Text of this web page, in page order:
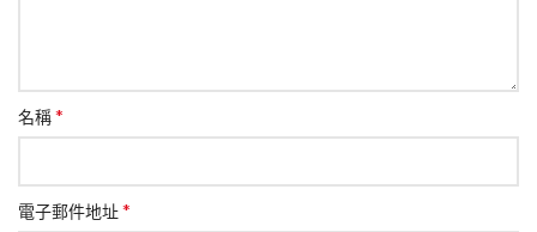
名稱*
電子郵件地址*